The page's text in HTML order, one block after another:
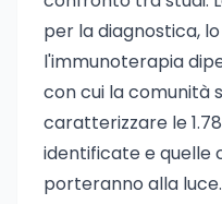
per la diagnostica,
l'immunoterapia
con cui la comunità
caratterizzare le
identificate e quelle
porteranno alla luce.